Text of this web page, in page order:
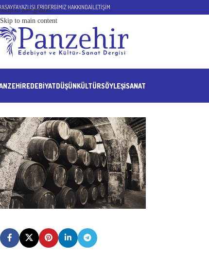
Skip to navigation
Skip to main content
YAZI İŞLERİDERGİMİZ HAKKINDAİLETİŞİM
EDEBİYATDÜŞÜNKÜLTÜRSÖYLEŞİSANAT